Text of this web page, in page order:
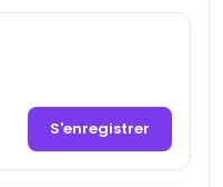
S'enregistrer